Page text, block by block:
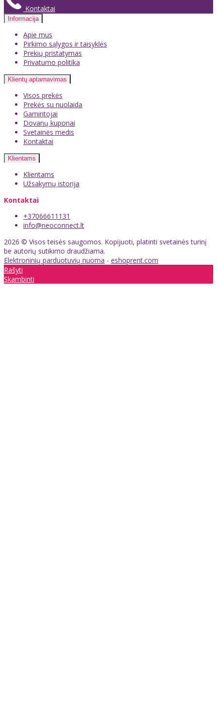
Kontaktai
Informacija
Apie mus
Pirkimo sąlygos ir taisyklės
Prekių pristatymas
Privatumo politika
Klientų aptarnavimas
Visos prekės
Prekės su nuolaida
Gamintojai
Dovanų kuponai
Svetainės medis
Kontaktai
Klientams
Klientams
Užsakymų istorija
Kontaktai
+37066611131
info@neoconnect.lt
2026 © Visos teisės saugomos. Kopijuoti, platinti svetainės turinį
be autorių sutikimo draudžiama.
Elektroninių parduotuvių nuoma - eshoprent.com
Rašyti
Skambinti